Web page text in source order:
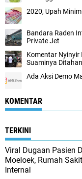
2020, Upah
Bandara Raden
Private Jet
Komentar Nyinyir
Suaminya Ditahan
Ada Aksi Demo
KOMENTAR
TERKINI
Viral Dugaan Pasien
Moeloek, Rumah
Internal